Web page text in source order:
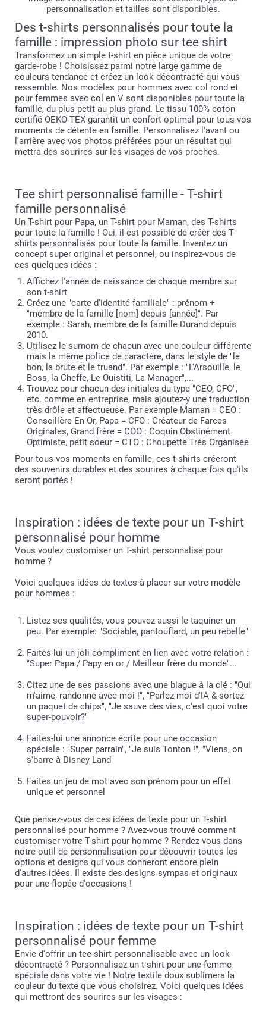
Esprit d'équipe : Parfaits pour associations, clubs
sportifs ou événements communautaires
T-Shirts publicitaires : Idéaux pour vos campagnes
marketing ou événements d'entreprise, et
particulièrement adapté aux petites structures car vous
12,5 cm
9-11 ans
56,5 cm
41,5 cm
14 cm
12-14 ans
44,5 cm
49,5 cm
M
71,5 cm
53 cm
19 cm
L
19 cm
XL
19,5 cm
77,2 cm
61,5 cm
20 cm
personnalisation et tailles sont disponibles.
Des t-shirts personnalisés pour toute la
famille : impression photo sur tee shirt
Transformez un simple t-shirt en pièce unique de votre
garde-robe ! Choisissez parmi notre large gamme de
couleurs tendance et créez un look décontracté qui vous
ressemble. Nos modèles pour hommes avec col rond et
pour femmes avec col en V sont disponibles pour toute la
famille, du plus petit au plus grand. Le tissu 100% coton
certifié OEKO-TEX garantit un confort optimal pour tous vos
moments de détente en famille. Personnalisez l'avant ou
l'arrière avec vos photos préférées pour un résultat qui
mettra des sourires sur les visages de vos proches.
Tee shirt personnalisé famille - T-shirt
famille personnalisé
Un T-shirt pour Papa, un T-shirt pour Maman, des T-shirts
pour toute la famille ! Oui, il est possible de créer des T-
shirts personnalisés pour toute la famille. Inventez un
concept super original et personnel, ou inspirez-vous de
ces quelques idées :
Affichez l'année de naissance de chaque membre sur
son t-shirt
Créez une "carte d'identité familiale" : prénom +
"membre de la famille [nom] depuis [année]". Par
exemple : Sarah, membre de la famille Durand depuis
2010.
Utilisez le surnom de chacun avec une couleur différente
mais la même police de caractère, dans le style de "le
bon, la brute et le truand". Par exemple : "L'Arsouille, le
Boss, la Cheffe, Le Ouistiti, La Manager",...
Trouvez pour chacun des initiales du type "CEO, CFO",
etc. comme en entreprise, mais ajoutez-y une traduction
très drôle et affectueuse. Par exemple Maman = CEO :
Conseillère En Or, Papa = CFO : Créateur de Farces
Originales, Grand frère = COO : Coquin Obstinément
Optimiste, petit soeur = CTO : Choupette Très Organisée
Pour tous vos moments en famille, ces t-shirts créeront
des souvenirs durables et des sourires à chaque fois qu'ils
seront portés !
Inspiration : idées de texte pour un T-shirt
personnalisé pour homme
Vous voulez customiser un T-shirt personnalisé pour
homme ?
Voici quelques idées de textes à placer sur votre modèle
pour hommes :
Listez ses qualités, vous pouvez aussi le taquiner un
peu. Par exemple: "Sociable, pantouflard, un peu rebelle"
Faites-lui un joli compliment en lien avec votre relation :
"Super Papa / Papy en or / Meilleur frère du monde"...
Citez une de ses passions avec une blague à la clé : "Qui
m'aime, randonne avec moi !", "Parlez-moi d'IA & sortez
un paquet de chips", "Je sauve des vies, c'est quoi votre
super-pouvoir?"
Faites-lui une annonce écrite pour une occasion
spéciale : "Super parrain", "Je suis Tonton !", "Viens, on
s'barre à Disney Land"
Faites un jeu de mot avec son prénom pour un effet
unique et personnel
Que pensez-vous de ces idées de texte pour un T-shirt
personnalisé pour homme ? Avez-vous trouvé comment
customiser votre T-shirt pour homme ? Rendez-vous dans
notre outil de personnalisation pour découvrir toutes les
options et designs qui vous donneront encore plein
d'autres idées. Il existe des designs sympas et originaux
pour une flopée d'occasions !
Inspiration : idées de texte pour un T-shirt
personnalisé pour femme
Envie d'offrir un tee-shirt personnalisable avec un look
décontracté ? Personnalisez un t-shirt pour une femme
spéciale dans votre vie ! Notre textile doux sublimera la
couleur du texte que vous choisirez. Voici quelques idées
qui mettront des sourires sur les visages :